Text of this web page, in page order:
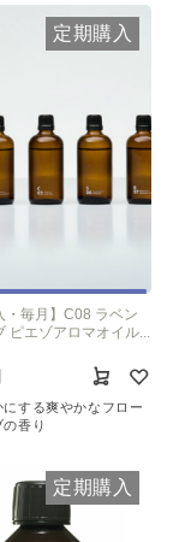
定期購入
・毎月】C08 ラベン
ピエゾアロマオイル...
する爽やかなフロー
の香り
定期購入